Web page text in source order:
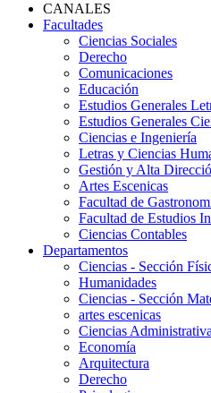
CANALES
Facultades
Ciencias Sociales
Derecho
Comunicaciones
Educación
Estudios Generales
Estudios Generales
Ciencias e Ingeniería
Letras y Ciencias
Gestión y Alta
Artes Escenicas
Facultad de
Facultad de Estudios
Ciencias Contables
Departamentos
Ciencias - Sección
Humanidades
Ciencias - Sección
artes escenicas
Ciencias
Economía
Arquitectura
Derecho